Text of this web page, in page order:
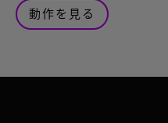
動作を見る